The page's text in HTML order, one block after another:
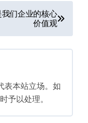
们企业的核心
价值观
表本站立场。如
予以处理。